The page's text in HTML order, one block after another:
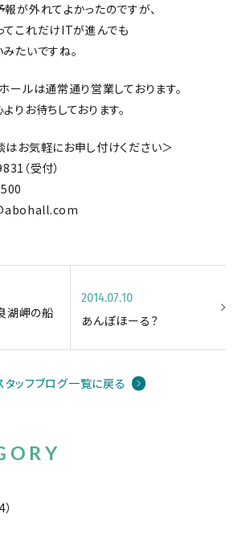
が外れてよかったのですが、
てこれだけITが進んでも
たいですね。
ールは通常通り営業しております。
りお待ちしております。
お気軽にお申し付けください＞
（受付）
湖岬の船
2014.07.10
あんぽほーる？
タッフブログ一覧に戻る